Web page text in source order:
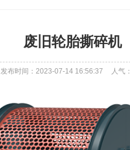
废旧轮胎撕碎机
发布时间：2023-07-14 16:56:37 人气：